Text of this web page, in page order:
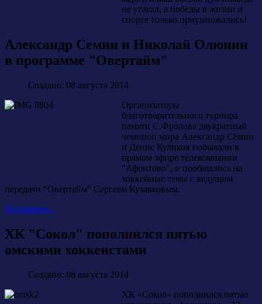
не угасал, а победы в жизни и
спорте только приумножались!
Александр Семин и Николай Олюнин
в программе "Овертайм"
Создано: 08 августа 2014
Организаторы
благотворительного турнира
памяти С.Фролова двукратный
чемпион мира Александр Сёмин
и Денис Куликов побывали в
прямом эфире телекомпании
"Афонтово", и пообщались на
хоккейные темы с ведущим
передачи "Овертайм" Сергеем Кузавковым.
Подробнее...
ХК "Сокол" пополнился пятью
омскими хоккеистами
Создано: 08 августа 2014
ХК «Сокол» пополнился пятью